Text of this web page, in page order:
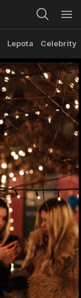
Lepota Celebrity